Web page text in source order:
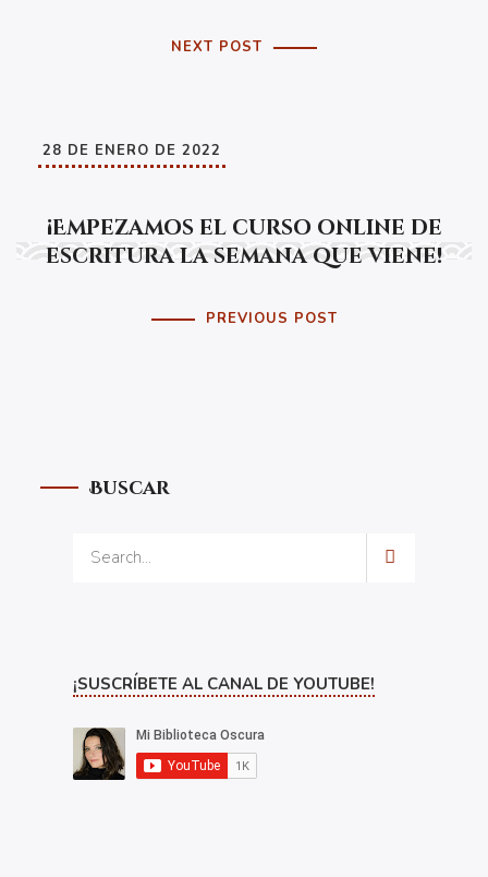
NEXT POST
¡Empezamos el curso online de
escritura la semana que viene!
28 DE ENERO DE 2022
PREVIOUS POST
Buscar
¡SUSCRÍBETE AL CANAL DE YOUTUBE!